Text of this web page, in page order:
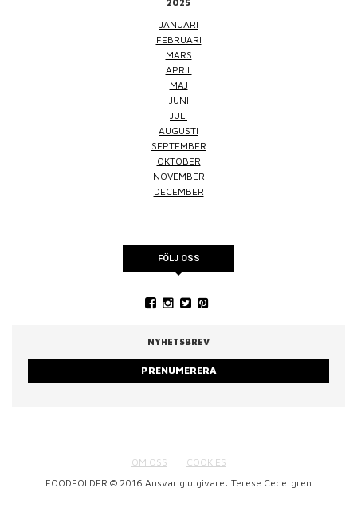
2025
JANUARI
FEBRUARI
MARS
APRIL
MAJ
JUNI
JULI
AUGUSTI
SEPTEMBER
OKTOBER
NOVEMBER
DECEMBER
FÖLJ OSS
NYHETSBREV
PRENUMERERA
OM OSS
COOKIES
FOODFOLDER © 2016 Ansvarig utgivare: Terese Cedergren